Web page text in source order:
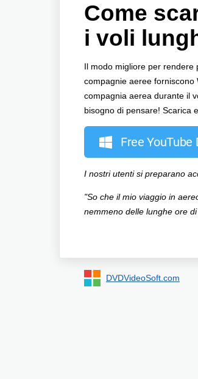
Come
i voli
Il modo migliore per rendere
compagnie aeree forniscono
compagnia aerea durante il
bisogno di pensare! Scarica
Free YouTube
I nostri utenti si preparano
"So che il mio viaggio in
nemmeno delle lunghe ore
DVDVideoSoft.com